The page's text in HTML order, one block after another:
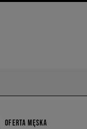
OFERTA MĘSKA